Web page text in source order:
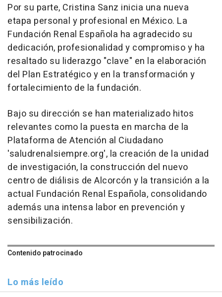
Por su parte, Cristina Sanz inicia una nueva
etapa personal y profesional en México. La
Fundación Renal Española ha agradecido su
dedicación, profesionalidad y compromiso y ha
resaltado su liderazgo "clave" en la elaboración
del Plan Estratégico y en la transformación y
fortalecimiento de la fundación.
Bajo su dirección se han materializado hitos
relevantes como la puesta en marcha de la
Plataforma de Atención al Ciudadano
'saludrenalsiempre.org', la creación de la unidad
de investigación, la construcción del nuevo
centro de diálisis de Alcorcón y la transición a la
actual Fundación Renal Española, consolidando
además una intensa labor en prevención y
sensibilización.
Contenido patrocinado
Lo más leído